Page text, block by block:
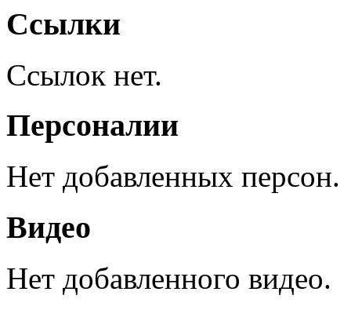
Ссылки
Ссылок нет.
Персоналии
Нет добавленных персон.
Видео
Нет добавленного видео.